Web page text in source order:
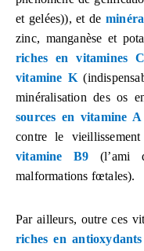
et gelées)), et de
zinc, manganèse et
riches en vitamines
vitamine K
minéralisation des os
sources en vitamine A
contre le
vitamine B9 (l’ami
malformations fœtales).
Par ailleurs, outre ces
riches en